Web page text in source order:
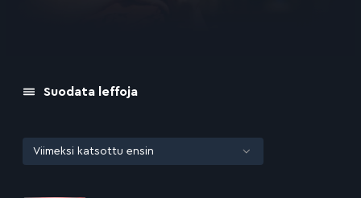
Suodata leffoja